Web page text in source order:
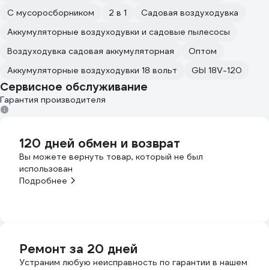
С мусоросборником
2 в 1
Садовая воздуходувка
Аккумуляторные воздуходувки и садовые пылесосы
Воздуходувка садовая аккумуляторная
Оптом
Аккумуляторные воздуходувки 18 вольт
Gbl 18V-120
Сервисное обслуживание
Гарантия производителя
120 дней обмен и возврат
Вы можете вернуть товар, который не был
использован
Подробнее
Ремонт за 20 дней
Устраним любую неисправность по гарантии в нашем